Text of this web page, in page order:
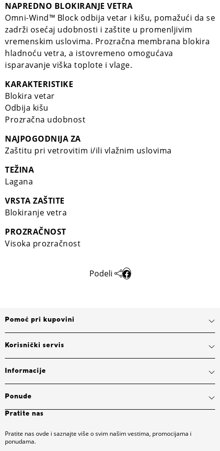
NAPREDNO BLOKIRANJE VETRA
Omni-Wind™ Block odbija vetar i kišu, pomažući da se
zadrži osećaj udobnosti i zaštite u promenljivim
vremenskim uslovima. Prozračna membrana blokira
hladnoću vetra, a istovremeno omogućava
isparavanje viška toplote i vlage.
KARAKTERISTIKE
Blokira vetar
Odbija kišu
Prozračna udobnost
NAJPOGODNIJA ZA
Zaštitu pri vetrovitim i/ili vlažnim uslovima
TEŽINA
Lagana
VRSTA ZAŠTITE
Blokiranje vetra
PROZRAČNOST
Visoka prozračnost
Podeli
Pomoć pri kupovini
Korisnički servis
Informacije
Ponude
Pratite nas
Pratite nas ovde i saznajte više o svim našim vestima, promocijama i
ponudama.